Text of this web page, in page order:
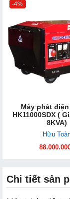
-4%
Máy phát
HK11000SDX (
8KVA)
Hữu
Chi tiết sản